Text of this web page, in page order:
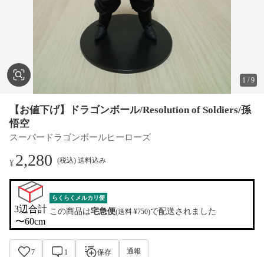
1 /9
【お値下げ】ドラゴンボール/Resolution of Soldiers/孫
悟空
スーパードラゴンボールヒーローズ
¥2,280 (税込) 送料込み
3辺合計
〜60cm
らくらくメルカリ便
この商品は宅急便(送料 ¥750)で配送されました
7 1 保存 通報